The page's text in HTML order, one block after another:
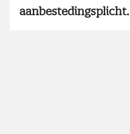
aanbestedingsplicht.